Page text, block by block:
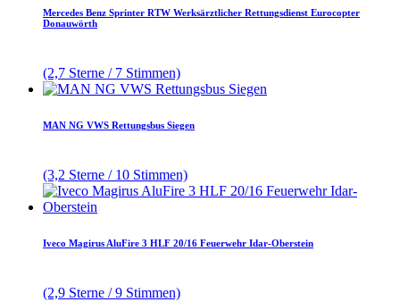
Mercedes Benz Sprinter RTW Werksärztlicher Rettungsdienst Eurocopter
Donauwörth
(2,7 Sterne / 7 Stimmen)
MAN NG VWS Rettungsbus Siegen
(3,2 Sterne / 10 Stimmen)
Iveco Magirus AluFire 3 HLF 20/16 Feuerwehr Idar-Oberstein
(2,9 Sterne / 9 Stimmen)